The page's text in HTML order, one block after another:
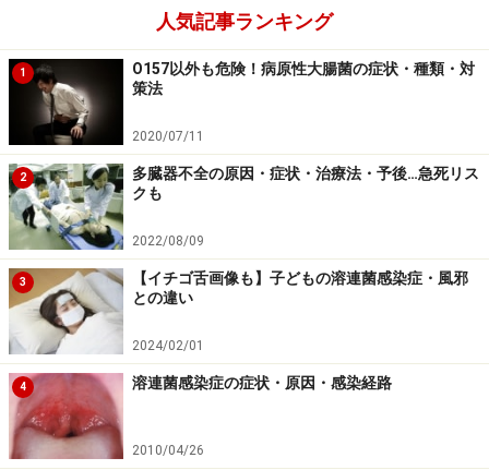
うかを確認することいなりますが、残念ながらこの検査
症状などを照らし合わせて判断するしかなく、確定診断
が難しいのです。
猫ひっかき病の治療法……自然治癒するが、
早期回復のため抗菌薬も
自然に治りますが、重症化した場合や早く治すために
は、特定の抗菌薬を使用します。
マクロライド系抗菌薬（エリスロシン、クラリス、
クラリシッド）
テトラサイクリン系抗菌薬（ミノマイシン）
人気記事ランキング
1
O157以外も危険！病原性大腸菌の症状・種類・対
策法
2020/07/11
2
多臓器不全の原因・症状・治療法・予後…急死リス
クも
2022/08/09
3
【イチゴ舌画像も】子どもの溶連菌感染症・風邪
との違い
2024/02/01
4 溶連菌感染症の症状・原因・感染経路
2010/04/26